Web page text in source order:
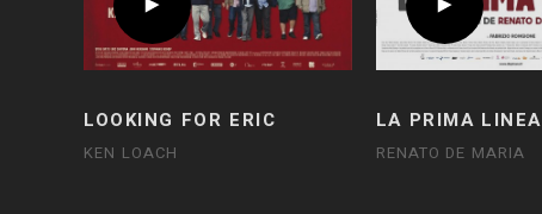
LOOKING FOR ERIC
KEN LOACH
LA PRIMA LINEA
RENATO DE MARIA